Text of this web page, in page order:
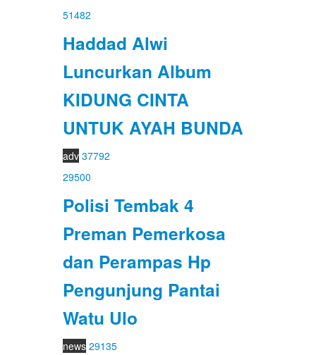
51482
Haddad Alwi
Luncurkan Album
KIDUNG CINTA
UNTUK AYAH BUNDA
adv 37792
29500
Polisi Tembak 4
Preman Pemerkosa
dan Perampas Hp
Pengunjung Pantai
Watu Ulo
news 29135